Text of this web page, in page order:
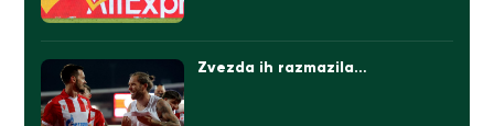
Zvezda ih razmazila…